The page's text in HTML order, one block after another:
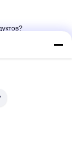
наших